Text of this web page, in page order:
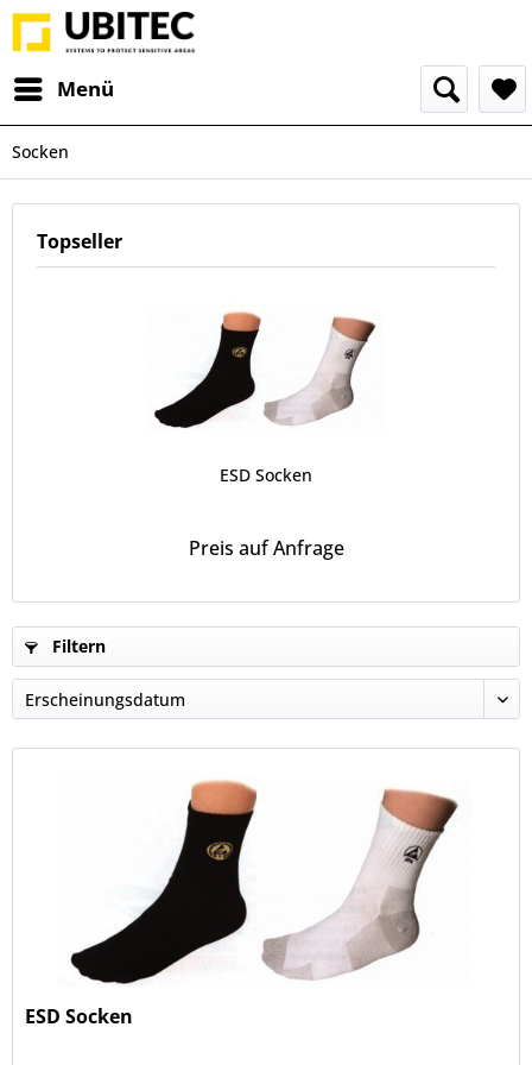
Menü
Socken
Topseller
ESD Socken
Preis auf Anfrage
Filtern
ESD Socken